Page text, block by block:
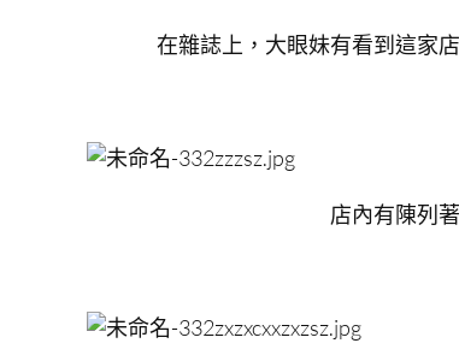
在雜誌上，大眼妹有看到這家
店內有陳列